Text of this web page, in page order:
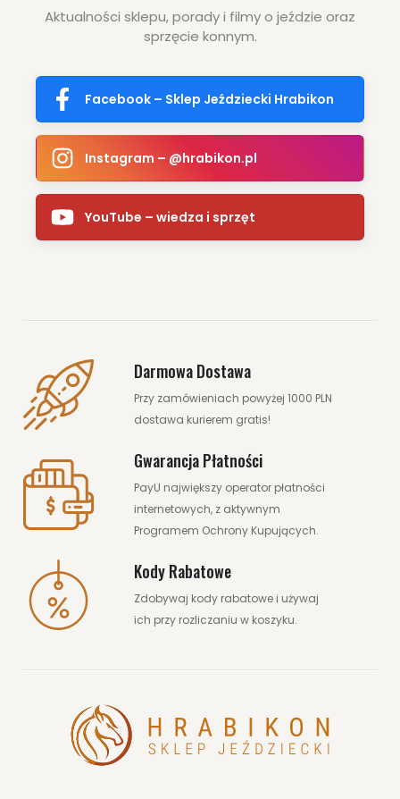
Aktualności sklepu, porady i filmy o jeździe oraz
sprzęcie konnym.
Facebook – Sklep Jeździecki Hrabikon
Instagram – @hrabikon.pl
YouTube – wiedza i sprzęt
Darmowa Dostawa
Przy zamówieniach powyżej 1000 PLN
dostawa kurierem gratis!
Gwarancja Płatności
PayU największy operator płatności
internetowych, z aktywnym
Programem Ochrony Kupujących.
Kody Rabatowe
Zdobywaj kody rabatowe i używaj
ich przy rozliczaniu w koszyku.